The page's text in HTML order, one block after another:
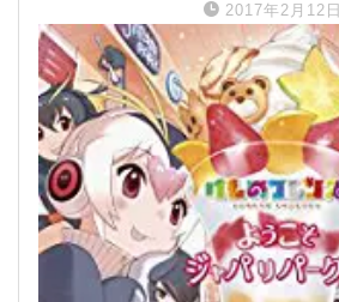
2017年2月12日